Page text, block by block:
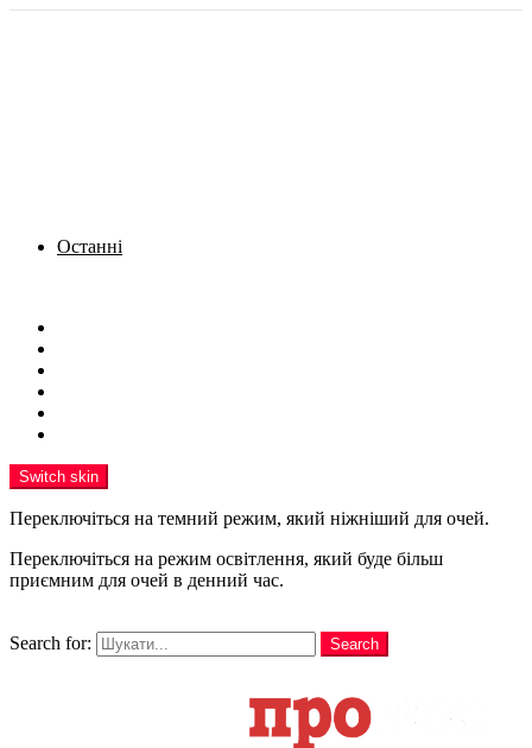
Останні
Switch skin
Переключіться на темний режим, який ніжніший для очей.
Переключіться на режим освітлення, який буде більш
приємним для очей в денний час.
Search for:
Search